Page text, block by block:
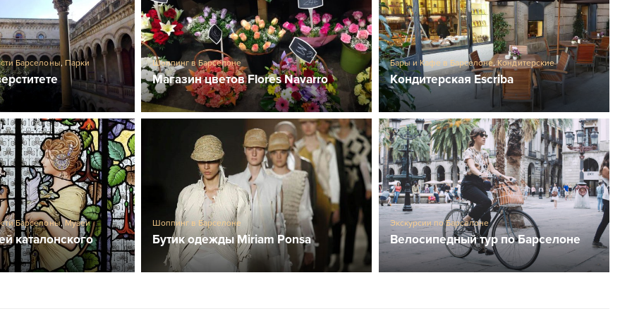
Барселоны, Парки
Шоппинг в Барселоне
Магазин цветов Flores Navarro
Бары и Кафе в Барселоне,Кондитерские
Кондитерская Escriba
Барселоны, Музеи
каталонского
Шоппинг в Барселоне
Бутик одежды Miriam Ponsa
Экскурсии по Барселоне
Велосипедный тур по Барселоне